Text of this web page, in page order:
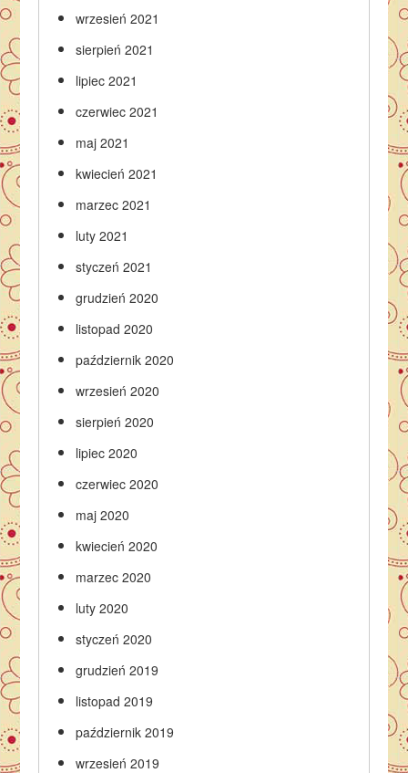
wrzesień 2021
sierpień 2021
lipiec 2021
czerwiec 2021
maj 2021
kwiecień 2021
marzec 2021
luty 2021
styczeń 2021
grudzień 2020
listopad 2020
październik 2020
wrzesień 2020
sierpień 2020
lipiec 2020
czerwiec 2020
maj 2020
kwiecień 2020
marzec 2020
luty 2020
styczeń 2020
grudzień 2019
listopad 2019
październik 2019
wrzesień 2019